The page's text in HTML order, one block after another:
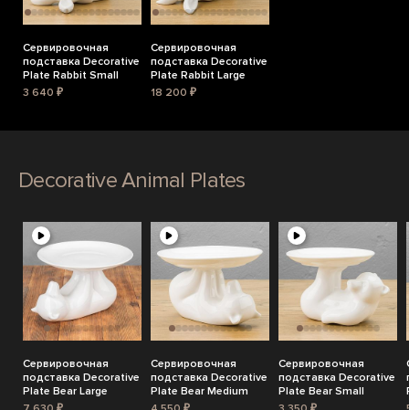
Сервировочная
подставка Decorative
Plate Rabbit Small
3 640 ₽
Сервировочная
подставка Decorative
Plate Rabbit Large
18 200 ₽
Decorative Animal Plates
Сервировочная
подставка Decorative
Plate Bear Large
Сервировочная
подставка Decorative
Plate Bear Medium
Сервировочная
подставка Decorative
Plate Bear Small